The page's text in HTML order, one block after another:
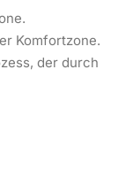
Komfortzone.
der durch